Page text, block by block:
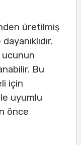
üretilmiş
Bu
için
uyumlu
önce